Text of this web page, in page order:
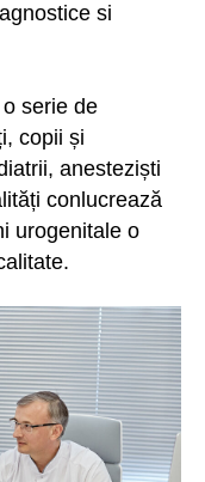
si
serie de
copii și
anesteziști
conlucrează
urogenitale o